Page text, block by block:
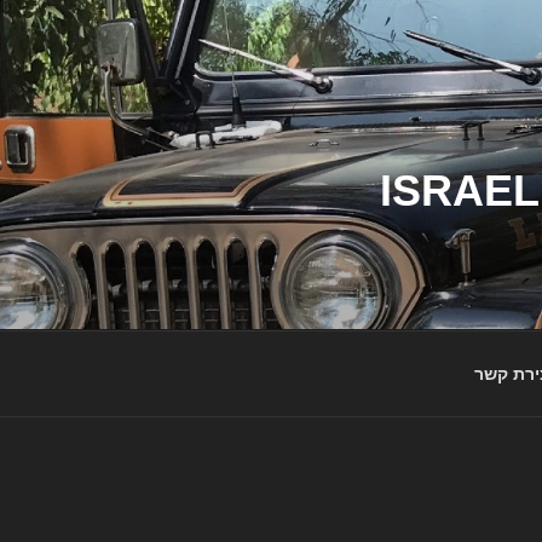
ג'יפי ישראל – הבית לג'יפאים ולמותג ג'יפ | ISRAEL
קשר